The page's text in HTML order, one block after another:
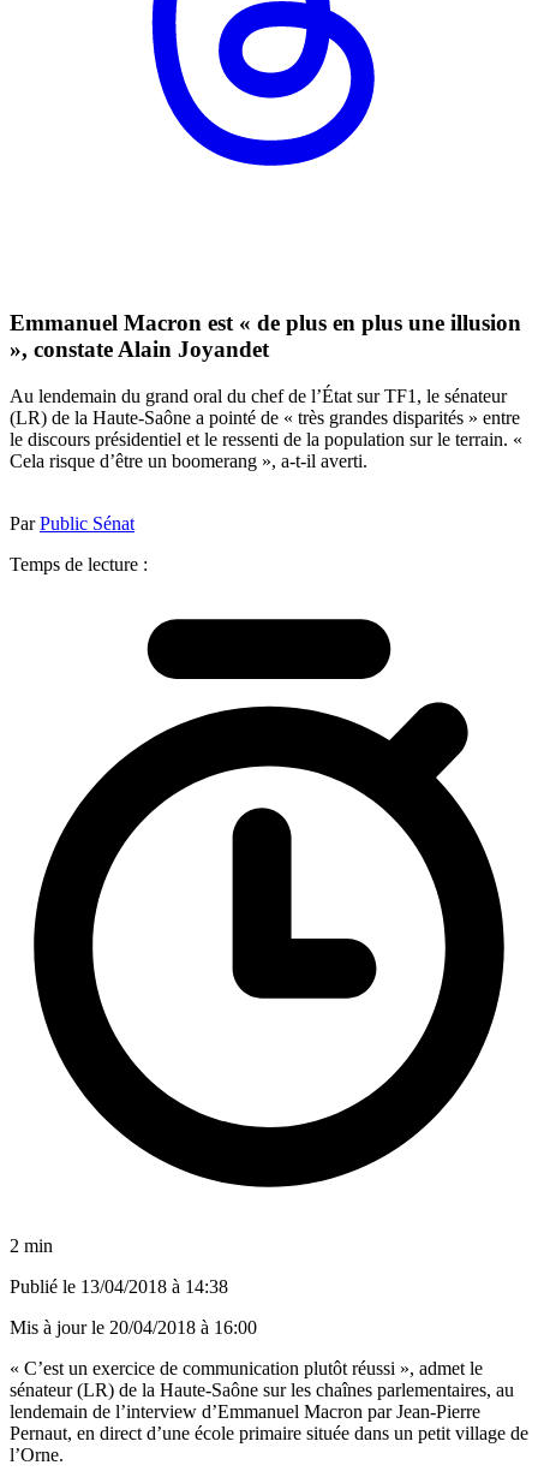
Emmanuel Macron est « de plus en plus une illusion
», constate Alain Joyandet
Au lendemain du grand oral du chef de l’État sur TF1, le sénateur
(LR) de la Haute-Saône a pointé de « très grandes disparités » entre
le discours présidentiel et le ressenti de la population sur le terrain. «
Cela risque d’être un boomerang », a-t-il averti.
ParPublic Sénat
Temps de lecture :
2 min
Publié le 13/04/2018 à 14:38
Mis à jour le 20/04/2018 à 16:00
« C’est un exercice de communication plutôt réussi », admet le
sénateur (LR) de la Haute-Saône sur les chaînes parlementaires, au
lendemain de l’interview d’Emmanuel Macron par Jean-Pierre
Pernaut, en direct d’une école primaire située dans un petit village de
l’Orne.